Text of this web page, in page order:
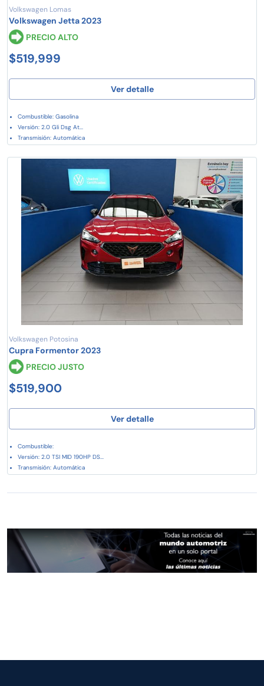
Volkswagen Lomas
Volkswagen Jetta 2023
PRECIO ALTO
$519,999
Ver detalle
Combustible: Gasolina
Versión: 2.0 Gli Dsg At...
Transmisión: Automática
Volkswagen Potosina
Cupra Formentor 2023
PRECIO JUSTO
$519,900
Ver detalle
Combustible:
Versión: 2.0 TSI MID 190HP DS...
Transmisión: Automática